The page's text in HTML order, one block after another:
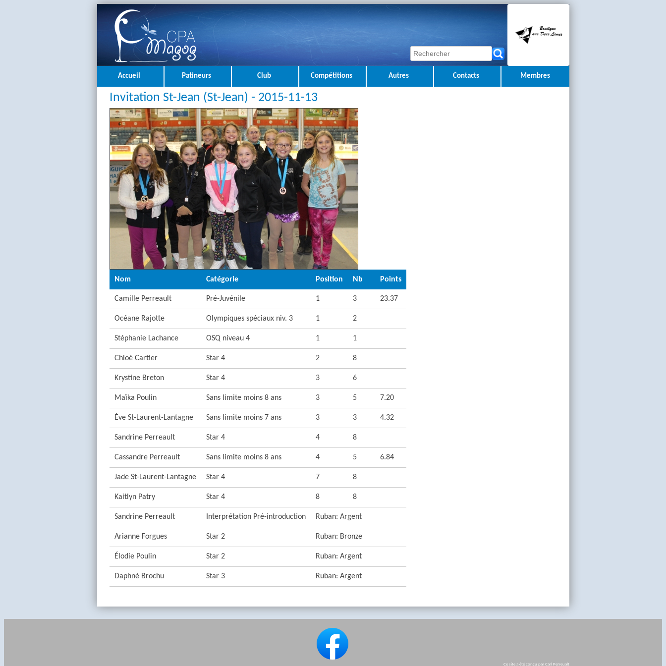
Accueil Patineurs Club Compétitions Autres Contacts Membres
Invitation St-Jean (St-Jean) - 2015-11-13
Nom Catégorie Position Nb Points
Camille Perreault Pré-Juvénile 1 3 23.37
Océane Rajotte Olympiques spéciaux niv. 3 1 2
Stéphanie Lachance OSQ niveau 4 1 1
Chloé Cartier Star 4 2 8
Krystine Breton Star 4 3 6
Maïka Poulin Sans limite moins 8 ans 3 5 7.20
Ève St-Laurent-Lantagne Sans limite moins 7 ans 3 3 4.32
Sandrine Perreault Star 4 4 8
Cassandre Perreault Sans limite moins 8 ans 4 5 6.84
Jade St-Laurent-Lantagne Star 4 7 8
Kaitlyn Patry Star 4 8 8
Sandrine Perreault Interprétation Pré-introduction Ruban: Argent
Arianne Forgues Star 2 Ruban: Bronze
Élodie Poulin Star 2 Ruban: Argent
Daphné Brochu Star 3 Ruban: Argent
Ce site a été conçu par Carl Perreualt